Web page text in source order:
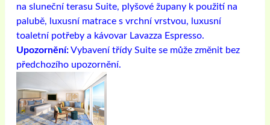
na sluneční terasu Suite, plyšové župany k použití na
palubě, luxusní matrace s vrchní vrstvou, luxusní
toaletní potřeby a kávovar Lavazza Espresso.
Upozornění:Vybavení třídy Suite se může změnit bez
předchozího upozornění.